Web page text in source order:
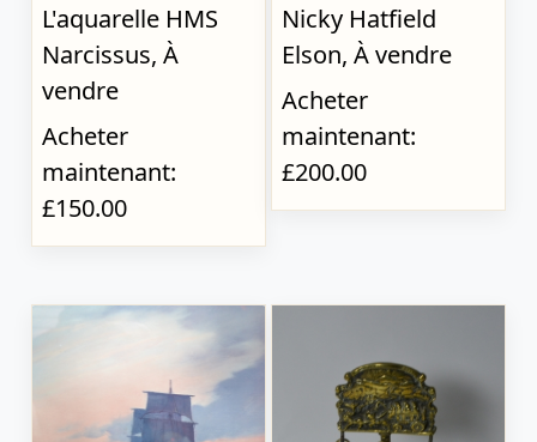
L'aquarelle HMS
Narcissus, À
vendre
Acheter
maintenant:
£150.00
Nicky Hatfield
Elson, À vendre
Acheter
maintenant:
£200.00